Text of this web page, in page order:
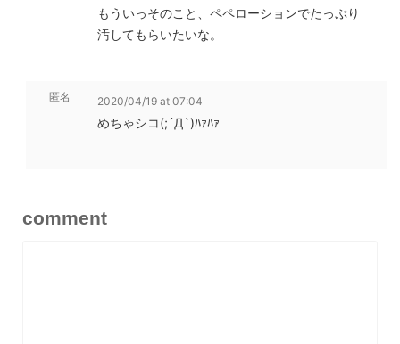
もういっそのこと、ペペローションでたっぷり
汚してもらいたいな。
匿名 2020/04/19 at 07:04
めちゃシコ(;´Д`)ﾊｧﾊｧ
comment